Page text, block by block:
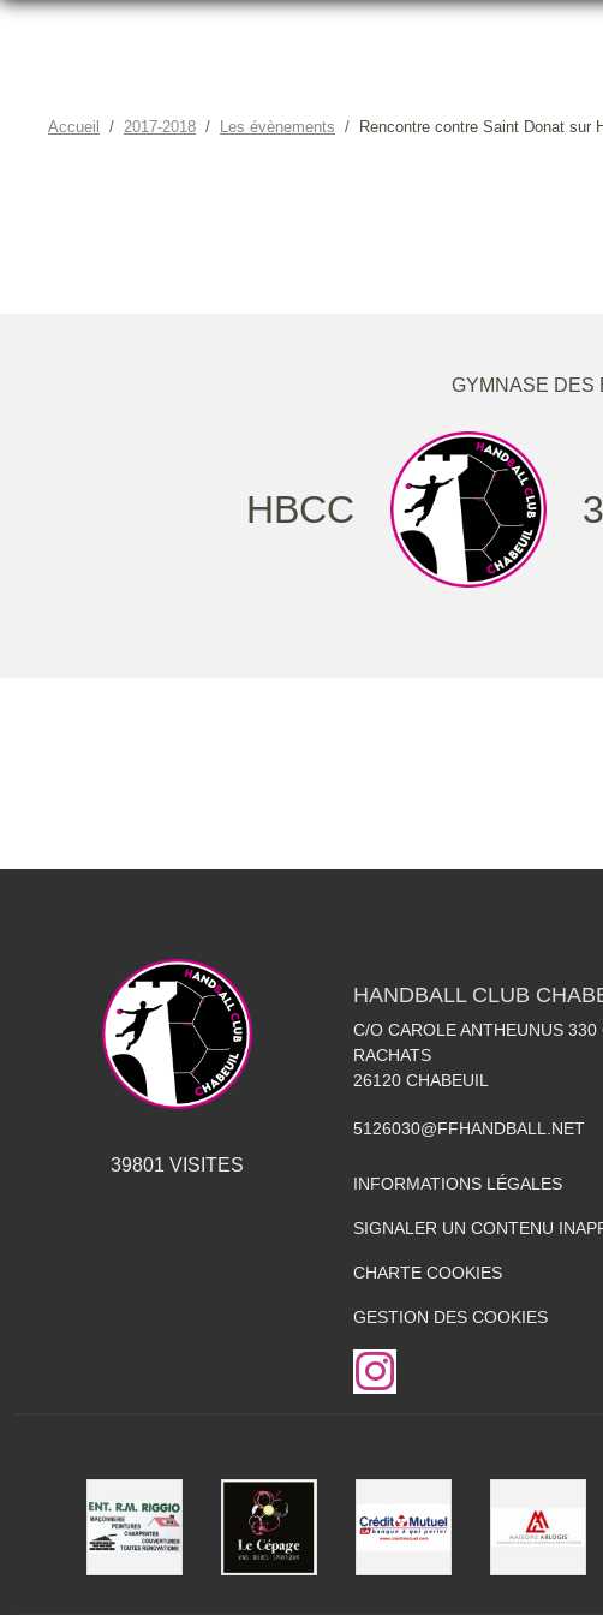
Accueil 2017-2018 Les évènements Rencontre contre Saint Donat sur
GYMNASE DES
HBCC
39801 VISITES
HANDBALL CLUB
C/O CAROLE ANTHEUNUS 330
RACHATS
26120 CHABEUIL
5126030@FFHANDBALL.NET
INFORMATIONS LÉGALES
SIGNALER UN CONTENU
CHARTE COOKIES
GESTION DES COOKIES